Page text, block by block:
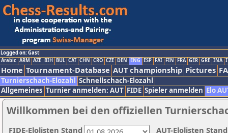
Logged on: Gast
Arabic ARM AZE BIH BUL CAT CHN CRO CZE DEN ENG ESP FAI FIN FRA GER GRE INA
Home Tournament-Database AUT championship Pictures
Turnierschach-Elozahl Schnellschach-Elozahl
Allgemeines Turnier anmelden: AUT FIDE Spieler anmelden Elo
Willkommen bei den offiziellen
AUT-Elolisten
FIDE-Elolisten Stand